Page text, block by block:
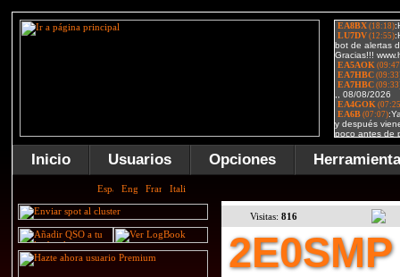
Inicio Usuarios Opciones
Visitas: 816
2E0SMP